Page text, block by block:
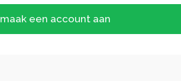
een account aan